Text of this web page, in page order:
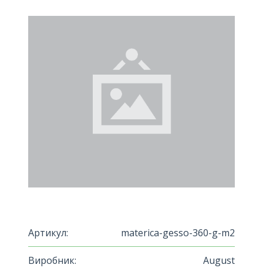
Артикул: materica-gesso-360-g-m2
Виробник: August